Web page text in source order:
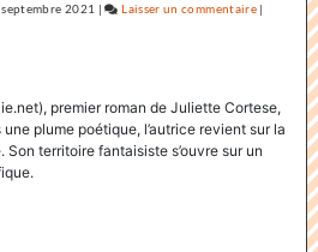
2021 | Laisser un commentaire on
accapare
titre
«
Factuel
|
premier roman de Juliette Cortese,
plume poétique, l’autrice revient sur la
Son territoire fantaisiste s’ouvre sur un